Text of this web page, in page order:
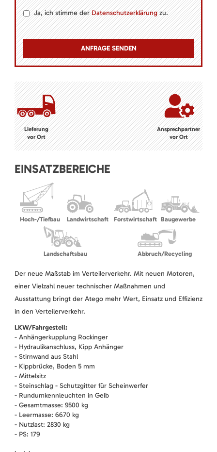
Ja, ich stimme derDatenschutzerklärungzu.
Lieferung
vor Ort
Ansprechpartner
vor Ort
EINSATZBEREICHE
Hoch-/Tiefbau Landwirtschaft Forstwirtschaft Baugewerbe
Landschaftsbau Abbruch/Recycling
Der neue Maßstab im Verteilerverkehr. Mit neuen Motoren,
einer Vielzahl neuer technischer Maßnahmen und
Ausstattung bringt der Atego mehr Wert, Einsatz und Effizienz
in den Verteilerverkehr.
LKW/Fahrgestell:
- Anhängerkupplung Rockinger
- Hydraulikanschluss, Kipp Anhänger
- Stirnwand aus Stahl
- Kippbrücke, Boden 5 mm
- Mittelsitz
- Steinschlag - Schutzgitter für Scheinwerfer
- Rundumkennleuchten in Gelb
- Gesamtmasse: 9500 kg
- Leermasse: 6670 kg
- Nutzlast: 2830 kg
- PS: 179